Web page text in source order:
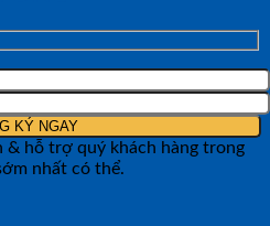
& hỗ trợ quý khách hàng trong
nhất có thể.